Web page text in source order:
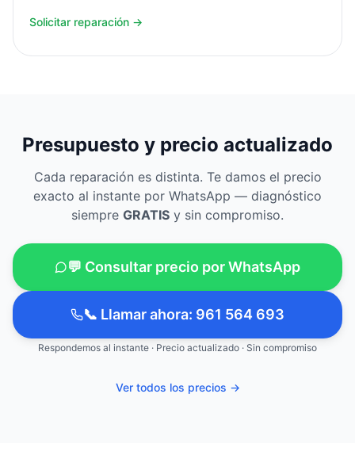
Solicitar reparación →
Presupuesto y precio actualizado
Cada reparación es distinta. Te damos el precio
exacto al instante por WhatsApp — diagnóstico
siempre GRATIS y sin compromiso.
💬 Consultar precio por WhatsApp
📞 Llamar ahora: 961 564 693
Respondemos al instante · Precio actualizado · Sin compromiso
Ver todos los precios →